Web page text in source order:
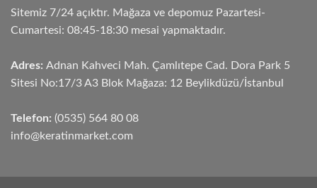
Sitemiz 7/24 açıktır. Mağaza ve depomuz Pazartesi-
Cumartesi: 08:45-18:30 mesai yapmaktadır.
Adres: Adnan Kahveci Mah. Çamlıtepe Cad. Dora Park 5
Sitesi No:17/3 A3 Blok Mağaza: 12 Beylikdüzü/İstanbul
Telefon: (0535) 564 80 08
info@keratinmarket.com